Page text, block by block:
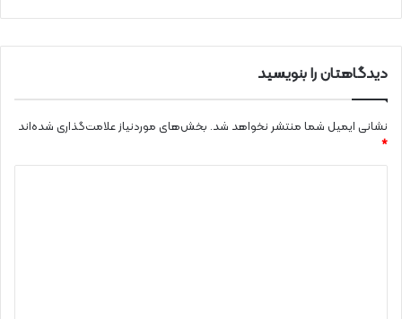
دیدگاهتان را بنویسید
نشانی ایمیل شما منتشر نخواهد شد. بخش‌های موردنیاز علامت‌گذاری شده‌اند
*